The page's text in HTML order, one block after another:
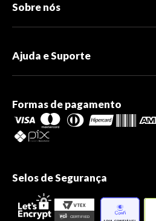
Sobre nós
Ajuda e Suporte
Formas de pagamento
Selos de Segurança